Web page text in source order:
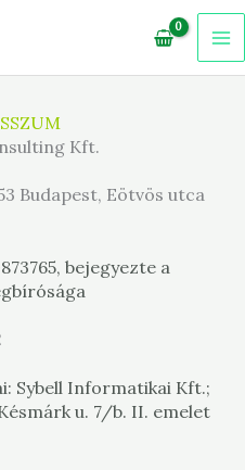
Kft.
Budapest, Eötvös utca
bejegyezte a
Sybell Informatikai Kft.;
u. 7/b. II. emelet